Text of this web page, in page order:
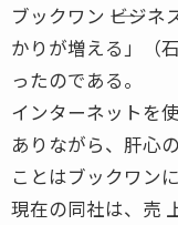
ブックワン ――ビジ
かりが増える」（
ったのである。
インターネットを
ありながら、肝心
ことはブックワン
現在の同社は、売